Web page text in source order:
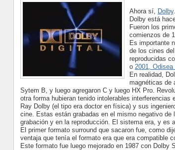
Ahora sí, Dolby.
Dolby está
Fueron los
comienzos de
Es importante
de los cines
reproducidas
o 2001, Odisea
En realidad,
magnéticas de
Sytem B, y luego agregaron C y luego HX Pro.
otra forma hubieran tenido intolerables interferencias
Ray Dolby (el tipo era doctor en física) y sus
cine. Estas están grabadas en el mismo negativo
grabación y en la reproducción. El sistema era, y es
El primer formato surround que sacaron fue, como
ventaja que tenía el formato era que era compatible
Este formato fue luego mejorado en 1987 con Dolby